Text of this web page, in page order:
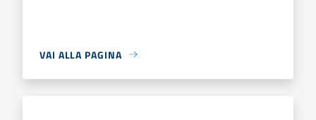
VAI ALLA PAGINA